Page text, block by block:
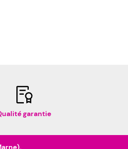
garantie